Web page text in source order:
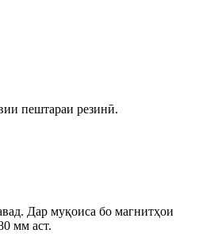
пештараи резинӣ.
Дар муқоиса бо магнитҳои
мм аст.